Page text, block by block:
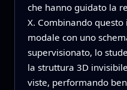
che hanno guidato la
X. Combinando
modale con uno
supervisionato, lo
la struttura 3D
viste, performando